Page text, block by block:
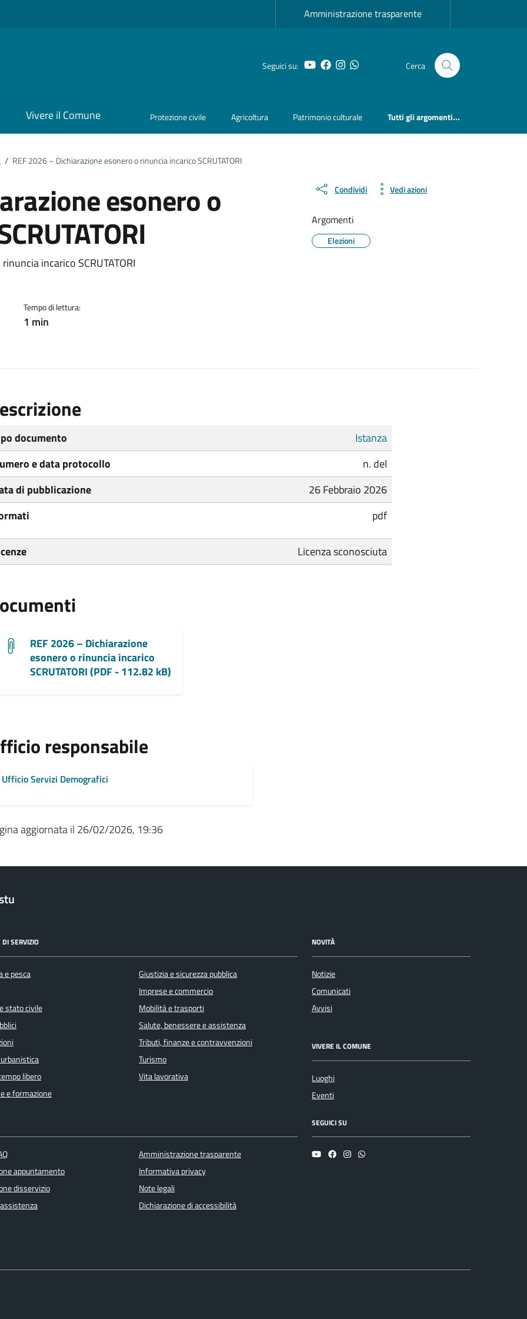
Amministrazione trasparente
Seguici su: YouTube
Facebook
Instagram
Whatsapp Cerca
Vivere il Comune Protezione civile Agricoltura Patrimonio culturale Tutti gli argomenti...
/ REF 2026 – Dichiarazione esonero o rinuncia incarico SCRUTATORI
esonero o
incarico SCRUTATORI
Tempo di lettura:
1 min
Condividi Vedi azioni
Argomenti
Elezioni
documento
Istanza
e data protocollo
n. del
di pubblicazione
26 Febbraio 2026
pdf
Licenza sconosciuta
REF 2026 – Dichiarazione
esonero o rinuncia incarico
SCRUTATORI (PDF - 112.82 kB)
responsabile
Ufficio Servizi Demografici
aggiornata il 26/02/2026, 19:36
DI SERVIZIO
e pesca
stato civile
libero
e formazione
Giustizia e sicurezza pubblica
Imprese e commercio
Mobilità e trasporti
Salute, benessere e assistenza
Tributi, finanze e contravvenzioni
Turismo
Vita lavorativa
NOVITÀ
Notizie
Comunicati
Avvisi
VIVERE IL COMUNE
Luoghi
Eventi
appuntamento
disservizio
Amministrazione trasparente
Informativa privacy
Note legali
Dichiarazione di accessibilità
SEGUICI SU
YouTubeFacebookInstagramWhatsapp